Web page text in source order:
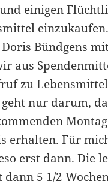
einigen
einzukaufen.
Bündgens
aus
zu
nur darum,
erhalten. Für
erst dann. Die
dann 5 1/2